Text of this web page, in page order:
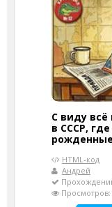
С виду всё
в СССР,
HTML-код
Андрей
Просмотров: